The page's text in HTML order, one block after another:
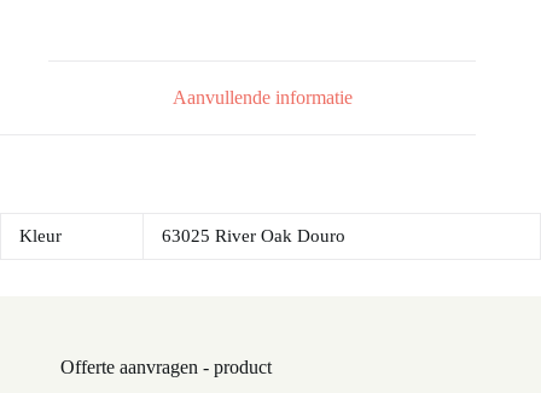
Aanvullende informatie
Kleur 63025 River Oak Douro
Offerte aanvragen - product